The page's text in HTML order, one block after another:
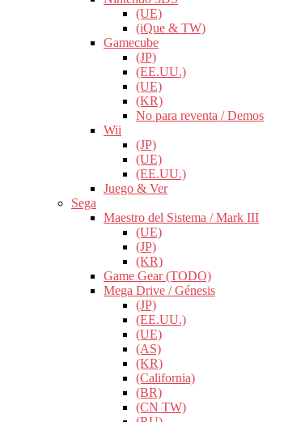
(UE)
(iQue & TW)
Gamecube
(JP)
(EE.UU.)
(UE)
(KR)
No para reventa / Demos
Wii
(JP)
(UE)
(EE.UU.)
Juego & Ver
Sega
Maestro del Sistema / Mark III
(UE)
(JP)
(KR)
Game Gear (TODO)
Mega Drive / Génesis
(JP)
(EE.UU.)
(UE)
(AS)
(KR)
(California)
(BR)
(CN TW)